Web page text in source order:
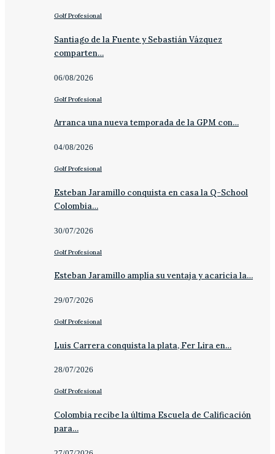
Golf Profesional
Santiago de la Fuente y Sebastián Vázquez
comparten…
06/08/2026
Golf Profesional
Arranca una nueva temporada de la GPM con…
04/08/2026
Golf Profesional
Esteban Jaramillo conquista en casa la Q-School
Colombia…
30/07/2026
Golf Profesional
Esteban Jaramillo amplía su ventaja y acaricia la…
29/07/2026
Golf Profesional
Luis Carrera conquista la plata, Fer Lira en…
28/07/2026
Golf Profesional
Colombia recibe la última Escuela de Calificación
para…